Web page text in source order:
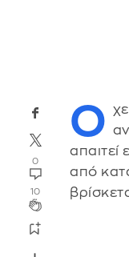
0
10
Ο
απαιτεί
από